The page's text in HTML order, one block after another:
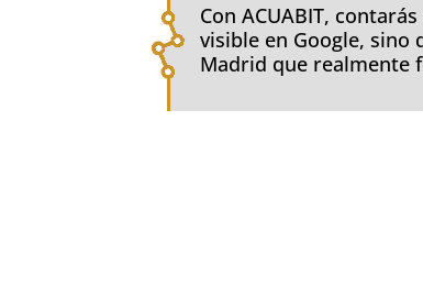
Con ACUABIT,
visible en Google, sino
Madrid que realmente